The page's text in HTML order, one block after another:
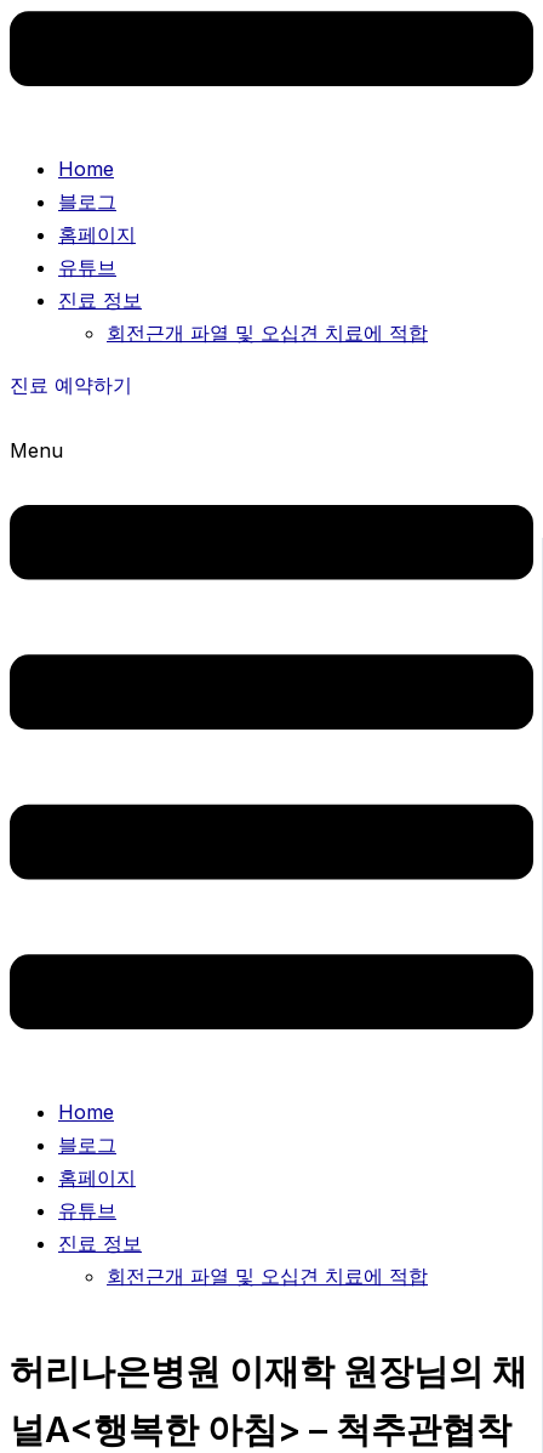
Home
블로그
홈페이지
유튜브
진료 정보
회전근개 파열 및 오십견 치료에 적합
진료 예약하기
Menu
Home
블로그
홈페이지
유튜브
진료 정보
회전근개 파열 및 오십견 치료에 적합
허리나은병원 이재학 원장님의 채
널A<행복한 아침> – 척추관협착